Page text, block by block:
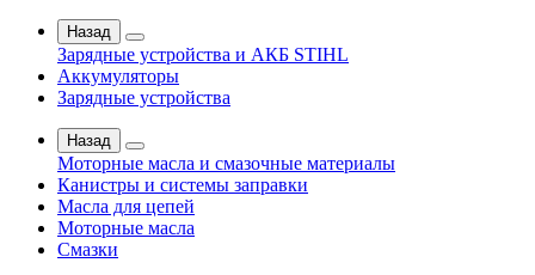
Назад
Зарядные устройства и АКБ STIHL
Аккумуляторы
Зарядные устройства
Назад
Моторные масла и смазочные материалы
Канистры и системы заправки
Масла для цепей
Моторные масла
Смазки